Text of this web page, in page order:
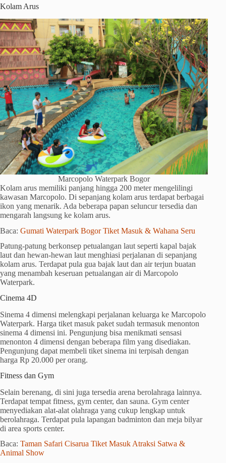
Kolam Arus
Marcopolo Waterpark Bogor
Kolam arus memiliki panjang hingga 200 meter mengelilingi
kawasan Marcopolo. Di sepanjang kolam arus terdapat berbagai
ikon yang menarik. Ada beberapa papan seluncur tersedia dan
mengarah langsung ke kolam arus.
Baca: Gumati Waterpark Bogor Tiket Masuk & Wahana Seru
Patung-patung berkonsep petualangan laut seperti kapal bajak
laut dan hewan-hewan laut menghiasi perjalanan di sepanjang
kolam arus. Terdapat pula gua bajak laut dan air terjun buatan
yang menambah keseruan petualangan air di Marcopolo
Waterpark.
Cinema 4D
Sinema 4 dimensi melengkapi perjalanan keluarga ke Marcopolo
Waterpark. Harga tiket masuk paket sudah termasuk menonton
sinema 4 dimensi ini. Pengunjung bisa menikmati sensasi
menonton 4 dimensi dengan beberapa film yang disediakan.
Pengunjung dapat membeli tiket sinema ini terpisah dengan
harga Rp 20.000 per orang.
Fitness dan Gym
Selain berenang, di sini juga tersedia arena berolahraga lainnya.
Terdapat tempat fitness, gym center, dan sauna. Gym center
menyediakan alat-alat olahraga yang cukup lengkap untuk
berolahraga. Terdapat pula lapangan badminton dan meja bilyar
di area sports center.
Baca: Taman Safari Cisarua Tiket Masuk Atraksi Satwa &
Animal Show